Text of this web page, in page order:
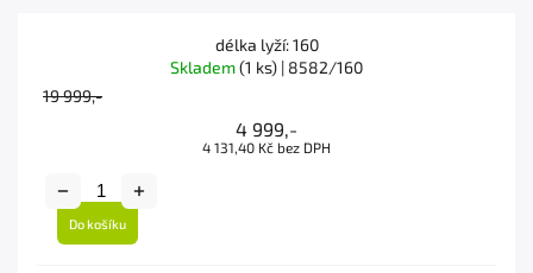
délka lyží: 160
Skladem(1 ks) | 8582/160
19 999,-
4 999,-
4 131,40 Kč bez DPH
Do košíku